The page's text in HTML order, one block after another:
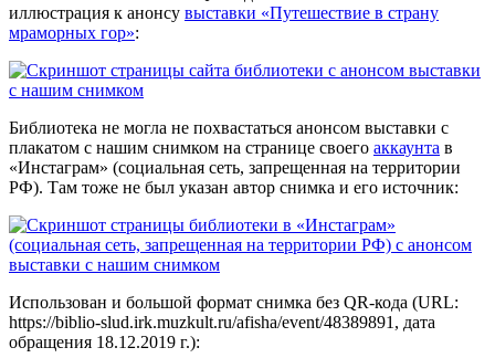
иллюстрация к анонсу выставки «Путешествие в страну
мраморных гор»:
Библиотека не могла не похвастаться анонсом выставки с
плакатом с нашим снимком на странице своего аккаунта в
«Инстаграм» (социальная сеть, запрещенная на территории
РФ). Там тоже не был указан автор снимка и его источник:
Использован и большой формат снимка без QR-кода (URL:
https://biblio-slud.irk.muzkult.ru/afisha/event/48389891, дата
обращения 18.12.2019 г.):